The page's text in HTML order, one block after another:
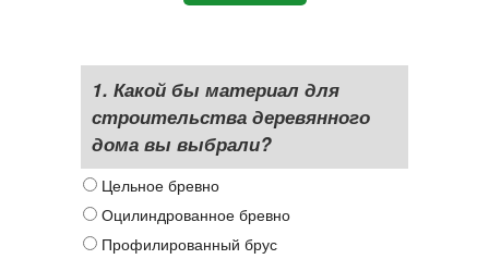
1. Какой бы материал для
строительства деревянного
дома вы выбрали?
Цельное бревно
Оцилиндрованное бревно
Профилированный брус